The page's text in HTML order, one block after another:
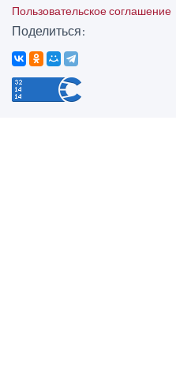
Пользовательское соглашение
Поделиться: